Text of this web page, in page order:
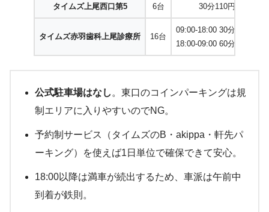
タイムズ上尾西口第5 6台 30分110円
タイムズ赤羽歯科上尾診療所 16台
09:00-18:00 30分 300円
18:00-09:00 60分 100円
公式駐車場はなし 。東口のコインパーキングは規
制エリアに入りやすいのでNG。
予約制サービス（タイムズのB・akippa・軒先パ
ーキング）を使えば1日単位で確保できて安心。
18:00以降は満車が続出するため、車派は午前中
到着が鉄則。